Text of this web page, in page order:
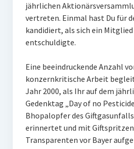
jährlichen
vertreten. Einmal hast Du für
kandidiert, als sich ein Mitglied
entschuldigte.
Eine beeindruckende Anzahl
konzernkritische Arbeit
Jahr 2000, als Ihr auf dem
Gedenktag „Day of no
Bhopalopfer des
erinnertet und mit
Transparenten vor Bayer